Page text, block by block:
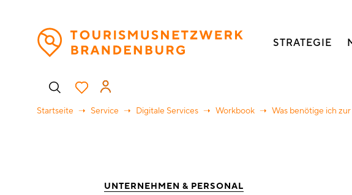
STRATEGIE
Benutzermenü
Startseite Service Digitale Services Workbook Was benötige ich
UNTERNEHMEN & PERSONAL